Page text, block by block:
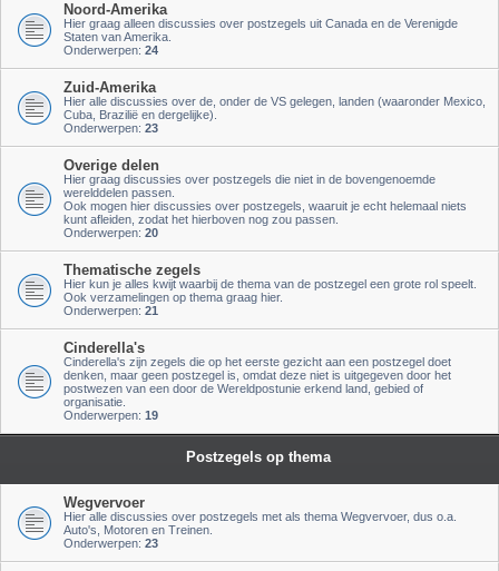
Noord-Amerika
Hier graag alleen discussies over postzegels uit Canada en de Verenigde
Staten van Amerika.
Onderwerpen: 24
Zuid-Amerika
Hier alle discussies over de, onder de VS gelegen, landen (waaronder Mexico,
Cuba, Brazilië en dergelijke).
Onderwerpen: 23
Overige delen
Hier graag discussies over postzegels die niet in de bovengenoemde
werelddelen passen.
Ook mogen hier discussies over postzegels, waaruit je echt helemaal niets
kunt afleiden, zodat het hierboven nog zou passen.
Onderwerpen: 20
Thematische zegels
Hier kun je alles kwijt waarbij de thema van de postzegel een grote rol speelt.
Ook verzamelingen op thema graag hier.
Onderwerpen: 21
Cinderella's
Cinderella's zijn zegels die op het eerste gezicht aan een postzegel doet
denken, maar geen postzegel is, omdat deze niet is uitgegeven door het
postwezen van een door de Wereldpostunie erkend land, gebied of
organisatie.
Onderwerpen: 19
Postzegels op thema
Wegvervoer
Hier alle discussies over postzegels met als thema Wegvervoer, dus o.a.
Auto's, Motoren en Treinen.
Onderwerpen: 23